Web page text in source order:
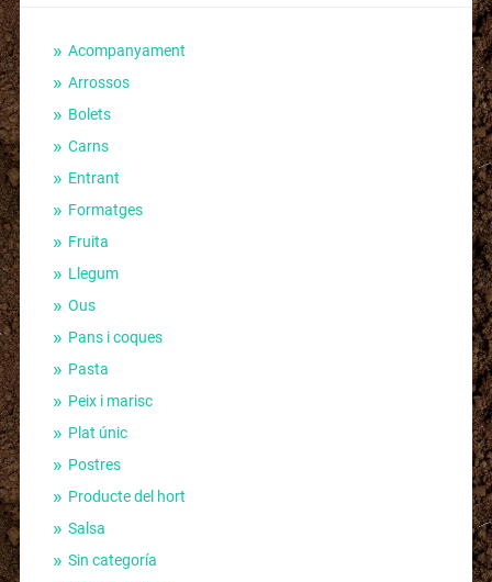
Acompanyament
Arrossos
Bolets
Carns
Entrant
Formatges
Fruita
Llegum
Ous
Pans i coques
Pasta
Peix i marisc
Plat únic
Postres
Producte del hort
Salsa
Sin categoría